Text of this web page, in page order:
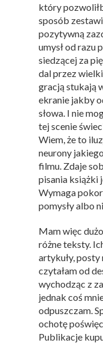
który
sposób
pozytywną
umysł od razu
siedzącej za
dal przez
gracją stukają
ekranie jakby
słowa. I nie
tej scenie
Wiem, że to
neurony
filmu. Zdaje
pisania książki
Wymaga
pomysły albo
Mam więc
różne teksty.
artykuły, posty
czytałam od
wychodząc z
jednak coś
odpuszczam.
ochotę
Publikacje